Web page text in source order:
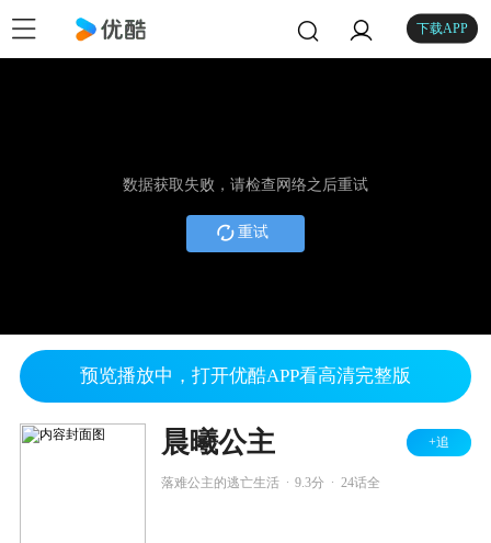
下载APP
数据获取失败，请检查网络之后重试
重试
预览播放中，打开优酷APP看高清完整版
晨曦公主 +追
落难公主的逃亡生活 9.3分 24话全